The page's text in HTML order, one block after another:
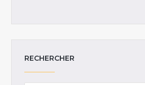
RECHERCHER